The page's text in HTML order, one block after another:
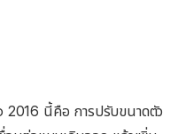
นี้คือ การปรับขนาดตัว